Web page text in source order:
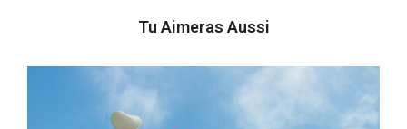
Tu Aimeras Aussi